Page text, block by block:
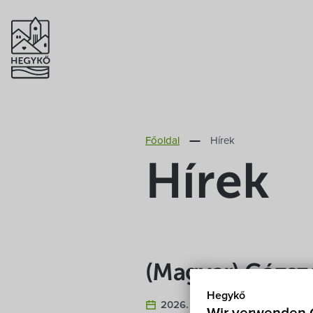
Hegykő
Főoldal Hírek
Hírek
(Magyar)
2026. Juli 28.